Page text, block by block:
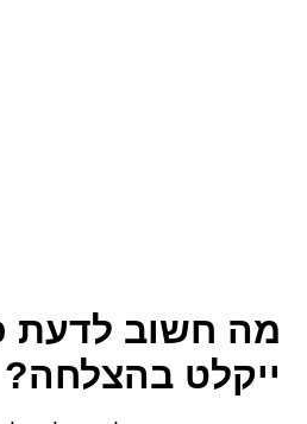
מה חשוב לדעת
ייקלט בהצלחה?